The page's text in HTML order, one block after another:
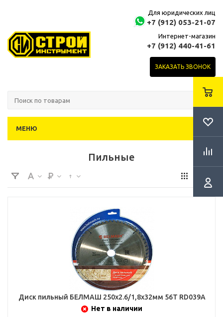
Для юридических лиц
+7 (912) 053-21-07
Интернет-магазин
+7 (912) 440-41-61
ЗАКАЗАТЬ ЗВОНОК
МЕНЮ
Пильные
Диск пильный БЕЛМАШ 250х2.6/1,8х32мм 56Т RD039A
Нет в наличии